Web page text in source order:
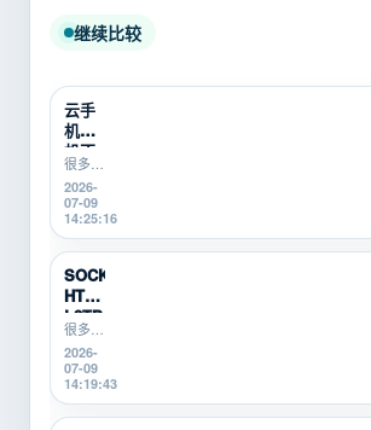
继续比较
云手
机挂
机不
稳定
怎么
办？
搬砖
新
手...
很多游
戏搬
砖、游
戏打金
新手在
使用云
手机挂
机时，
会遇到
掉线、
卡顿、
登录异
常、运
等问
2026-
07-09
14:25:16
SOCKS5、
HTTP、
L2TP/P...
很多游
戏搬
砖、游
戏打
金、多
开挂机
2026-
07-09
14:19:43